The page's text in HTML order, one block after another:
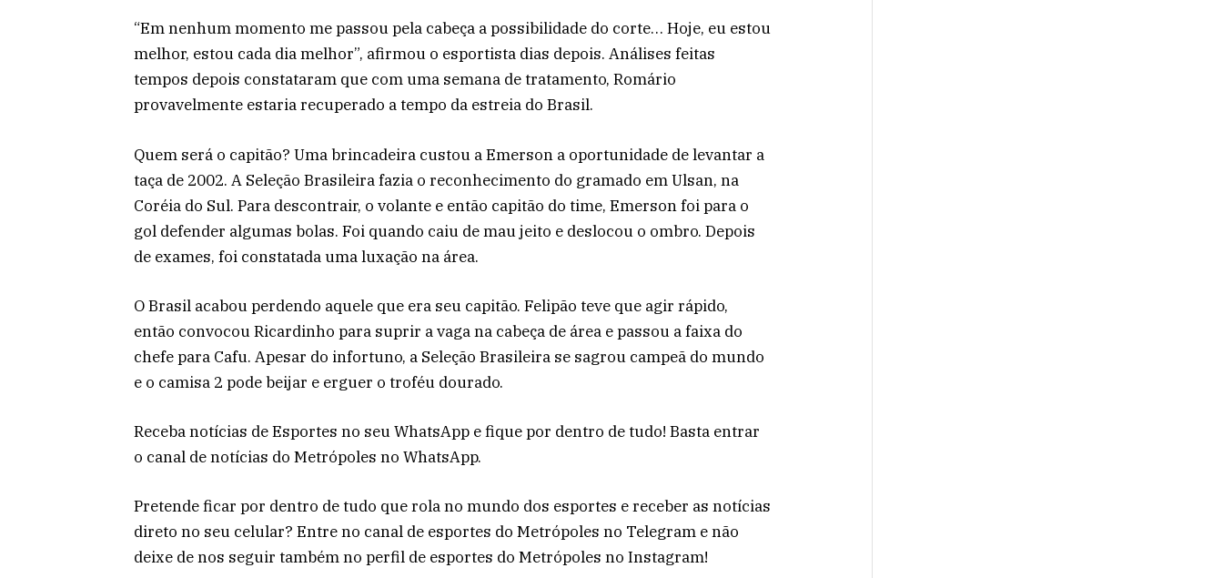
“Em nenhum momento me passou pela cabeça a possibilidade do corte… Hoje, eu estou
melhor, estou cada dia melhor”, afirmou o esportista dias depois. Análises feitas
tempos depois constataram que com uma semana de tratamento, Romário
provavelmente estaria recuperado a tempo da estreia do Brasil.
Quem será o capitão? Uma brincadeira custou a Emerson a oportunidade de levantar a
taça de 2002. A Seleção Brasileira fazia o reconhecimento do gramado em Ulsan, na
Coréia do Sul. Para descontrair, o volante e então capitão do time, Emerson foi para o
gol defender algumas bolas. Foi quando caiu de mau jeito e deslocou o ombro. Depois
de exames, foi constatada uma luxação na área.
O Brasil acabou perdendo aquele que era seu capitão. Felipão teve que agir rápido,
então convocou Ricardinho para suprir a vaga na cabeça de área e passou a faixa do
chefe para Cafu. Apesar do infortuno, a Seleção Brasileira se sagrou campeã do mundo
e o camisa 2 pode beijar e erguer o troféu dourado.
Receba notícias de Esportes no seu WhatsApp e fique por dentro de tudo! Basta entrar
o canal de notícias do Metrópoles no WhatsApp.
Pretende ficar por dentro de tudo que rola no mundo dos esportes e receber as notícias
direto no seu celular? Entre no canal de esportes do Metrópoles no Telegram e não
deixe de nos seguir também no perfil de esportes do Metrópoles no Instagram!